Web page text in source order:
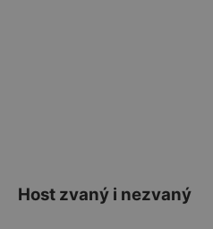
Host zvaný i nezvaný